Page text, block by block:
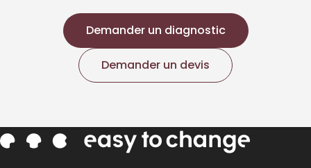
Demander un diagnostic
Demander un devis